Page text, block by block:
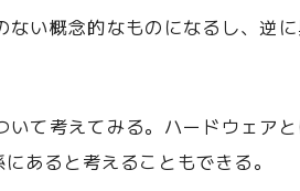
い概念的なものになるし、逆
て考えてみる。ハードウェア
あると考えることもできる。